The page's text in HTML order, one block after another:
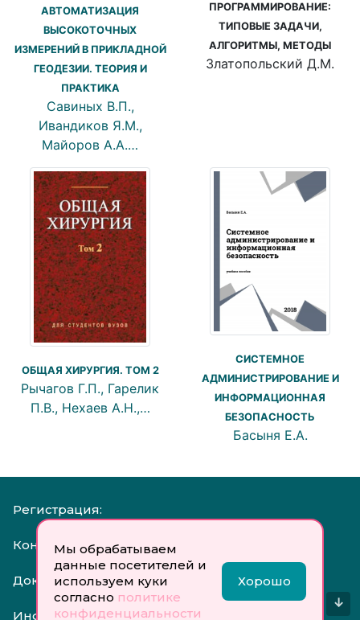
Мы обрабатываем
данные посетителей и
используем куки
согласно политике
конфиденциальности
Хорошо
АВТОМАТИЗАЦИЯ
ВЫСОКОТОЧНЫХ
ИЗМЕРЕНИЙ В ПРИКЛАДНОЙ
ГЕОДЕЗИИ. ТЕОРИЯ И
ПРАКТИКА
Савиных В.П.,
Ивандиков Я.М.,
Майоров А.А.…
ПРОГРАММИРОВАНИЕ:
ТИПОВЫЕ ЗАДАЧИ,
АЛГОРИТМЫ, МЕТОДЫ
Златопольский Д.М.
ОБЩАЯ ХИРУРГИЯ. ТОМ 2
Рычагов Г.П., Гарелик
П.В., Нехаев А.Н.,…
СИСТЕМНОЕ
АДМИНИСТРИРОВАНИЕ И
ИНФОРМАЦИОННАЯ
БЕЗОПАСНОСТЬ
Басыня Е.А.
Регистрация:
Контакты:
Документы:
Инфо:
↓